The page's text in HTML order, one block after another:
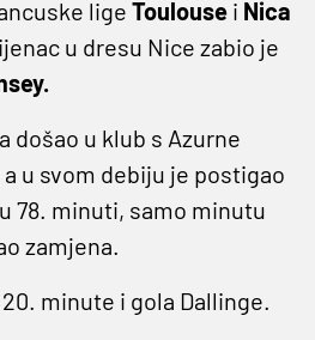
lige Toulouse i Nica
u dresu Nice zabio je
došao u klub s Azurne
a u svom debiju je postigao
78. minuti, samo minutu
zamjena.
minute i gola Dallinge.